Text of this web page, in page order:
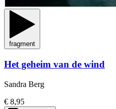
fragment
Het geheim van de wind
Sandra Berg
€ 8,95